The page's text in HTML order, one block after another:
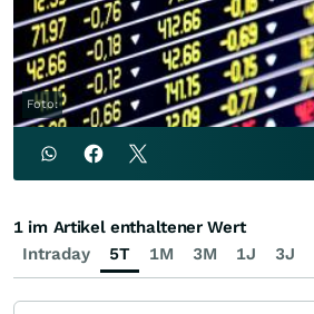
Foto:
Intraday 5T 1M 3M 1J 3J
1 im Artikel enthaltener Wert